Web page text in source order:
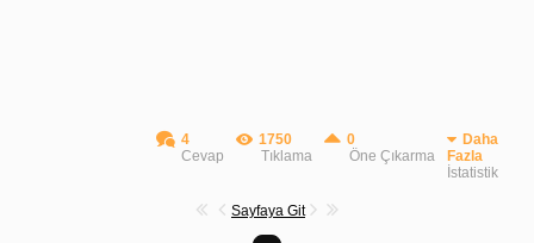
4
Cevap
1750
Tıklama
0
Öne Çıkarma
Daha
Fazla
İstatistik
Sayfaya Git